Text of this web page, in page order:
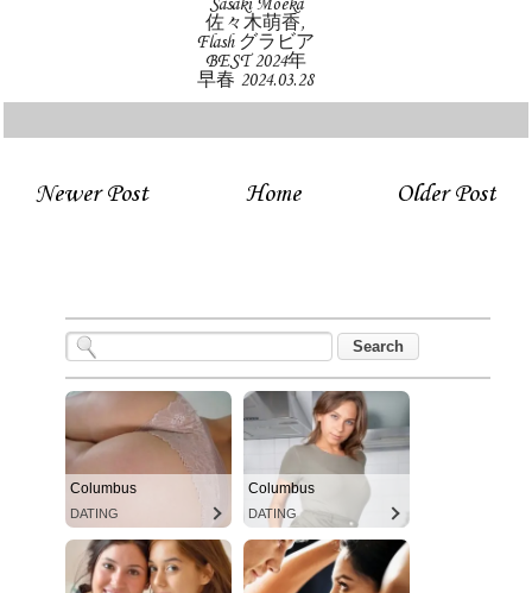
Sasaki Moeka
佐々木萌香,
Flash グラビア
BEST 2024年
早春 2024.03.28
Newer Post Older Post
Home
Columbus
DATING
Columbus
DATING